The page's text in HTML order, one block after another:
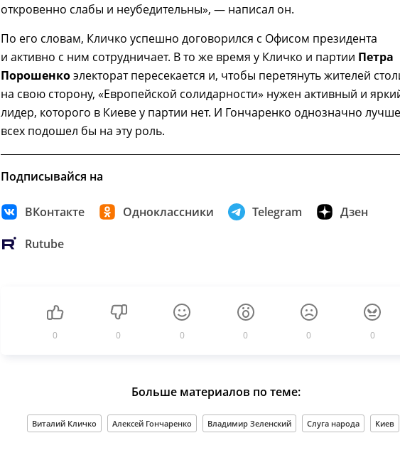
откровенно слабы и неубедительны», — написал он.
По его словам, Кличко успешно договорился с Офисом президента
и активно с ним сотрудничает. В то же время у Кличко и партии Петра
Порошенкоэлекторат пересекается и, чтобы перетянуть жителей
на свою сторону, «Европейской солидарности» нужен активный и
лидер, которого в Киеве у партии нет. И Гончаренко однозначно лучше
всех подошел бы на эту роль.
Подписывайся на
ВКонтакте Одноклассники Telegram Дзен
Rutube
0 0 0 0 0 0
Больше материалов по теме:
Виталий Кличко Алексей Гончаренко Владимир Зеленский Слуга народа Киев